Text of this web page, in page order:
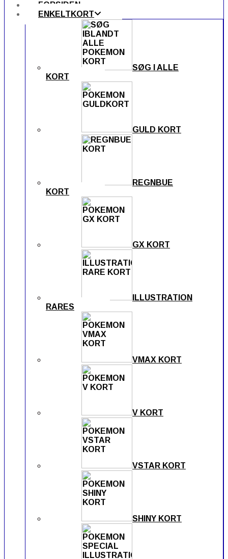
FORSIDEN
ENKELTKORT
SØG I ALLE
KORT
GULD KORT
REGNBUE
KORT
GX KORT
ILLUSTRATION
RARES
VMAX KORT
V KORT
VSTAR KORT
SHINY KORT